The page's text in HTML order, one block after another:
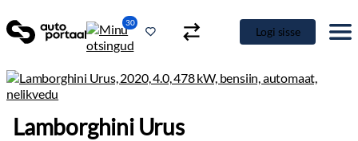
30
Logi sisse
Lamborghini Urus